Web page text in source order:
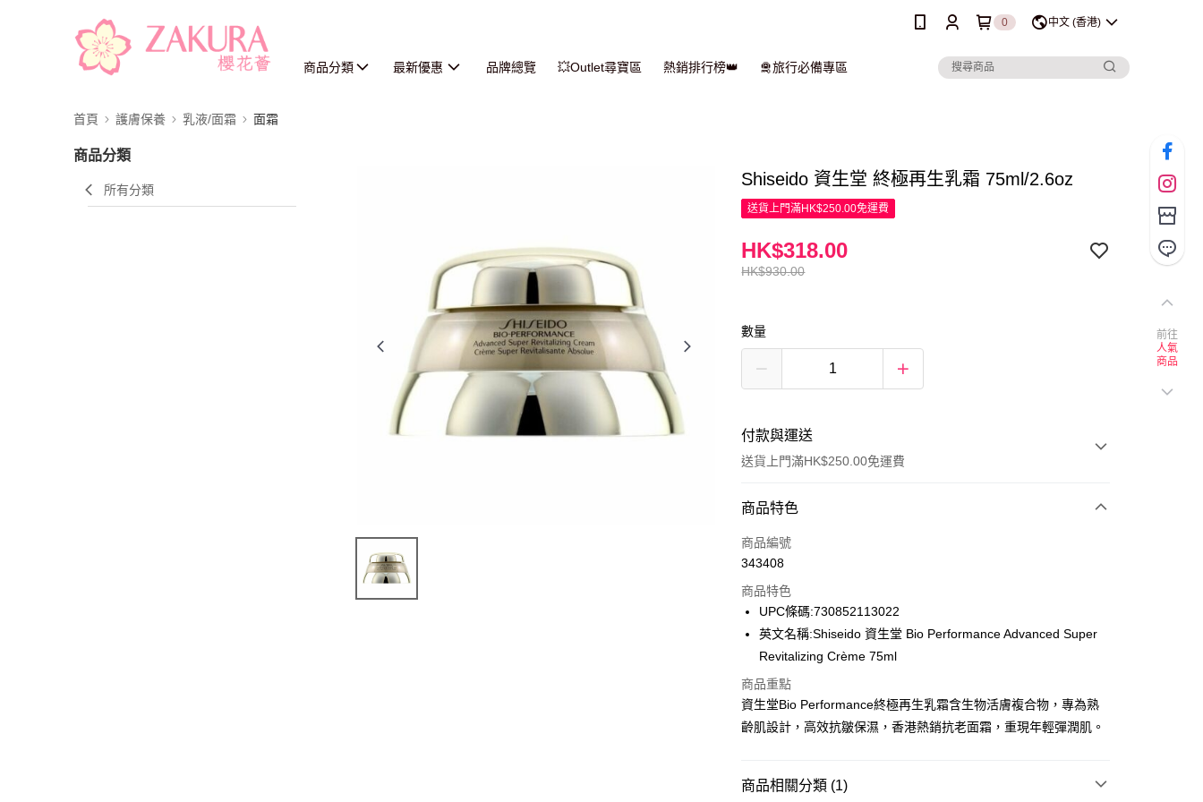
0 中文 (香港)
商品分類 最新優惠 品牌總覽 💥Outlet尋寶區 熱銷排行榜👑 🛅旅行必備專區
首頁 護膚保養 乳液/面霜 面霜
商品分類
所有分類
Shiseido 資生堂 終極再生乳霜 75ml/2.6oz
送貨上門滿HK$250.00免運費
HK$930.00
HK$318.00
數量
付款與運送
送貨上門滿HK$250.00免運費
付款方式
信用卡
AlipayHK
WeChat Pay
送貨方式
JD京東物流，訂單確認發貨後2-4個工作天送達
運費表
付款後門市自取，訂單確認後2-4個工作天到店，7天內取。逾期後
商品特色
商品編號
343408
商品特色
UPC條碼:730852113022
英文名稱:Shiseido 資生堂 Bio Performance Advanced Super
Revitalizing Crème 75ml
商品重點
資生堂Bio Performance終極再生乳霜含生物活膚複合物，專為熟
齡肌設計，高效抗皺保濕，香港熱銷抗老面霜，重現年輕彈潤肌。
商品相關分類 (1)
前往
人氣
商品